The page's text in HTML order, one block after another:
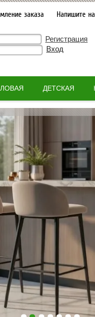
заказа Напишите
Регистрация
ДЕТСКАЯ